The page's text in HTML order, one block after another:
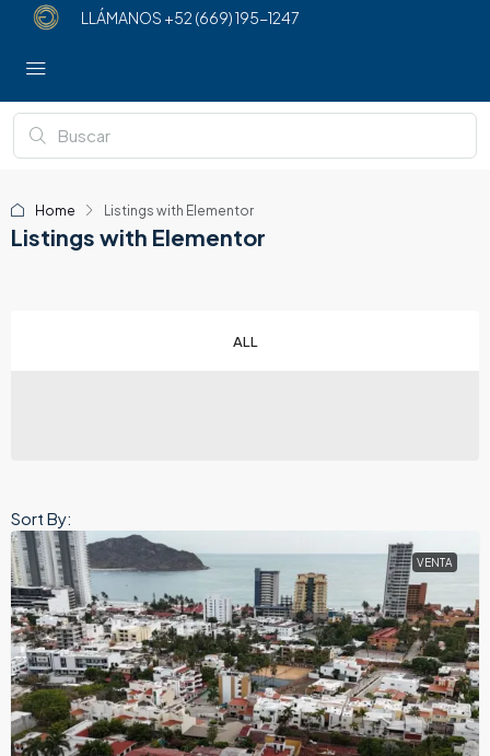
LLÁMANOS +52 (669) 195-1247
Home Listings with Elementor
Listings with Elementor
ALL
Sort By:
VENTA